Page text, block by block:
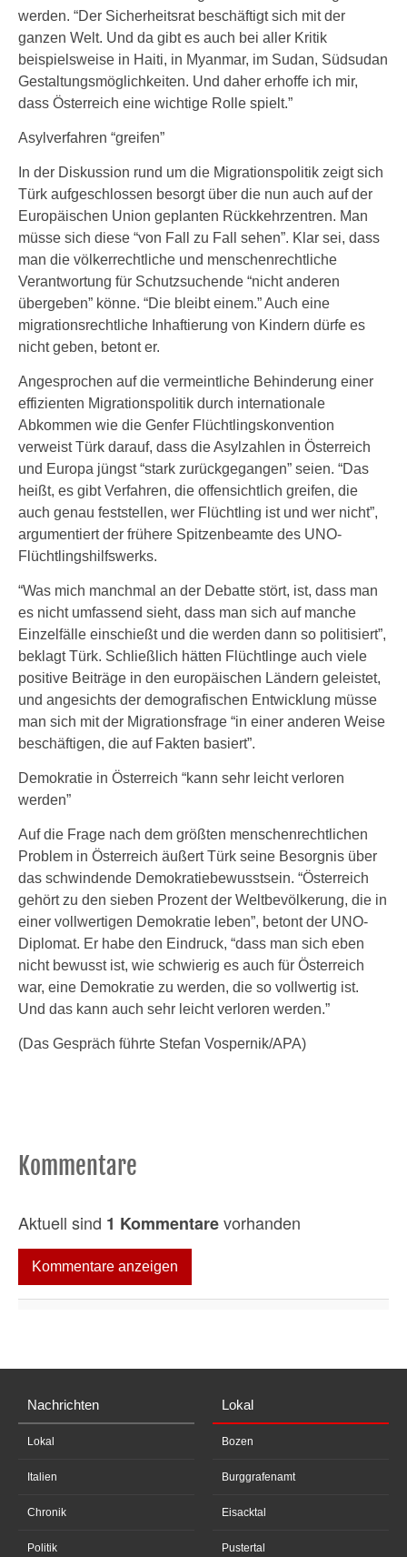
werden. “Der Sicherheitsrat beschäftigt sich mit der
ganzen Welt. Und da gibt es auch bei aller Kritik
beispielsweise in Haiti, in Myanmar, im Sudan, Südsudan
Gestaltungsmöglichkeiten. Und daher erhoffe ich mir,
dass Österreich eine wichtige Rolle spielt.”
Asylverfahren “greifen”
In der Diskussion rund um die Migrationspolitik zeigt sich
Türk aufgeschlossen besorgt über die nun auch auf der
Europäischen Union geplanten Rückkehrzentren. Man
müsse sich diese “von Fall zu Fall sehen”. Klar sei, dass
man die völkerrechtliche und menschenrechtliche
Verantwortung für Schutzsuchende “nicht anderen
übergeben” könne. “Die bleibt einem.” Auch eine
migrationsrechtliche Inhaftierung von Kindern dürfe es
nicht geben, betont er.
Angesprochen auf die vermeintliche Behinderung einer
effizienten Migrationspolitik durch internationale
Abkommen wie die Genfer Flüchtlingskonvention
verweist Türk darauf, dass die Asylzahlen in Österreich
und Europa jüngst “stark zurückgegangen” seien. “Das
heißt, es gibt Verfahren, die offensichtlich greifen, die
auch genau feststellen, wer Flüchtling ist und wer nicht”,
argumentiert der frühere Spitzenbeamte des UNO-
Flüchtlingshilfswerks.
“Was mich manchmal an der Debatte stört, ist, dass man
es nicht umfassend sieht, dass man sich auf manche
Einzelfälle einschießt und die werden dann so politisiert”,
beklagt Türk. Schließlich hätten Flüchtlinge auch viele
positive Beiträge in den europäischen Ländern geleistet,
und angesichts der demografischen Entwicklung müsse
man sich mit der Migrationsfrage “in einer anderen Weise
beschäftigen, die auf Fakten basiert”.
Demokratie in Österreich “kann sehr leicht verloren
werden”
Auf die Frage nach dem größten menschenrechtlichen
Problem in Österreich äußert Türk seine Besorgnis über
das schwindende Demokratiebewusstsein. “Österreich
gehört zu den sieben Prozent der Weltbevölkerung, die in
einer vollwertigen Demokratie leben”, betont der UNO-
Diplomat. Er habe den Eindruck, “dass man sich eben
nicht bewusst ist, wie schwierig es auch für Österreich
war, eine Demokratie zu werden, die so vollwertig ist.
Und das kann auch sehr leicht verloren werden.”
(Das Gespräch führte Stefan Vospernik/APA)
Kommentare
Aktuell sind 1 Kommentarevorhanden
Kommentare anzeigen
Nachrichten
Lokal
Italien
Chronik
Politik
Lokal
Bozen
Burggrafenamt
Eisacktal
Pustertal